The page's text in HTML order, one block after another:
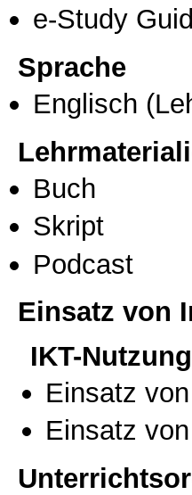
e-Study
Sprache
Englisch
Buch
Skript
Podcast
Einsatz von
IKT-Nutzung
Einsatz
Einsatz